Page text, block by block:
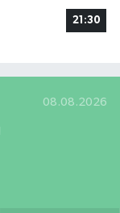
21:30
08.08.2026